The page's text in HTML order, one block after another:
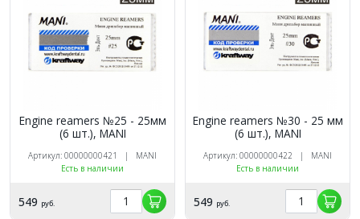
Engine reamers №25 - 25мм
(6 шт.), MANI
Артикул: 00000000421 | MANI
Есть в наличии
549 руб.
Engine reamers №30 - 25 мм
(6 шт.), MANI
Артикул: 00000000422 | MANI
Есть в наличии
549 руб.